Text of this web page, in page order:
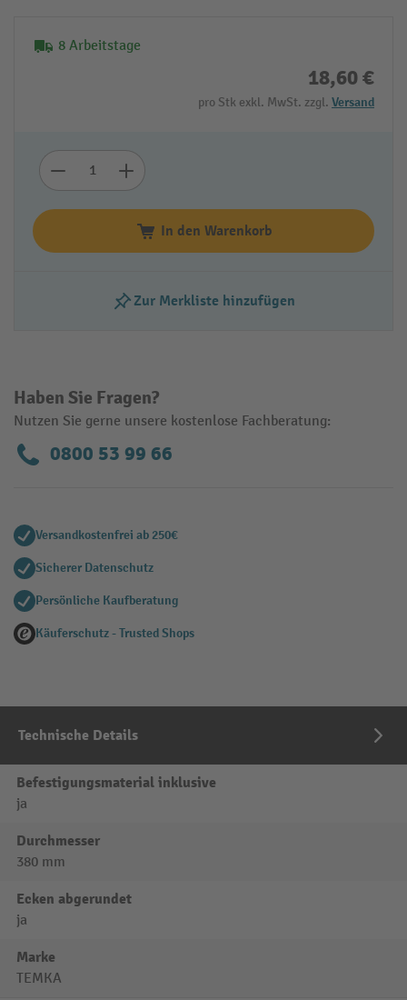
8 Arbeitstage
18,60 €
pro Stk exkl. MwSt. zzgl. Versand
In den Warenkorb
Zur Merkliste hinzufügen
Haben Sie Fragen?
Nutzen Sie gerne unsere kostenlose Fachberatung:
0800 53 99 66
Versandkostenfrei ab 250€
Sicherer Datenschutz
Persönliche Kaufberatung
Käuferschutz - Trusted Shops
Technische Details
Befestigungsmaterial inklusive
ja
Durchmesser
380 mm
Ecken abgerundet
ja
Marke
TEMKA